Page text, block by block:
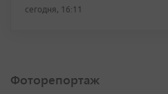
сегодня, 16:11
Фоторепортаж